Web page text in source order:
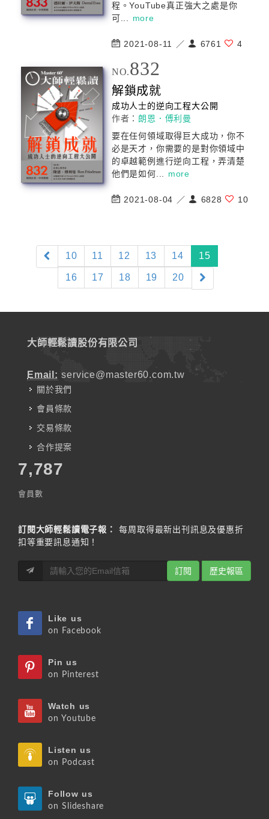
程。YouTube真正強大之處是你
可... more
2021-08-11 ／ 6761 4
NO.832
解鎖成就
成功人士的逆向工程大公開
作者： 朗恩．傅利曼
要在任何領域取得巨大成功，你不
必是天才，你需要的是對你領域中
的卓越範例進行逆向工程，弄清楚
他們是如何... more
2021-08-04 ／ 6828 10
10 11 12 13 14 15(current)
16 17 18 19 20
大師輕鬆讀股份有限公司
Email: service@master60.com.tw
關於我們
會員條款
交易條款
合作提案
7,787
會員數
訂閱大師輕鬆讀電子報：
每周取得最新出刊訊息及優惠折
扣等重要訊息通知！
訂閱 歷史報區
Like us
on Facebook
Pin us
on Pinterest
Watch us
on Youtube
Listen us
on Podcast
Follow us
on Slideshare